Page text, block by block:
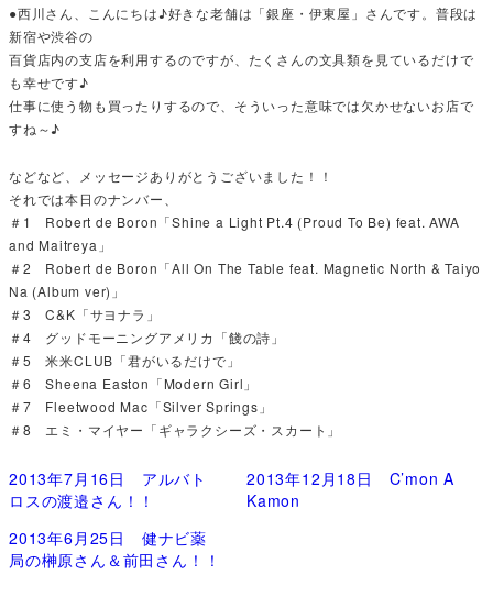
●西川さん、こんにちは♪好きな老舗は「銀座・伊東屋」さんです。普段は
新宿や渋谷の
百貨店内の支店を利用するのですが、たくさんの文具類を見ているだけで
も幸せです♪
仕事に使う物も買ったりするので、そういった意味では欠かせないお店で
すね～♪
などなど、メッセージありがとうございました！！
それでは本日のナンバー、
＃1 Robert de Boron「Shine a Light Pt.4 (Proud To Be) feat. AWA
and Maitreya」
＃2 Robert de Boron「All On The Table feat. Magnetic North & Taiyo
Na (Album ver)」
＃3 C&K「サヨナラ」
＃4 グッドモーニングアメリカ「餞の詩」
＃5 米米CLUB「君がいるだけで」
＃6 Sheena Easton「Modern Girl」
＃7 Fleetwood Mac「Silver Springs」
＃8 エミ・マイヤー「ギャラクシーズ・スカート」
2013年7月16日 アルバト
ロスの渡邉さん！！
2013年12月18日 C’mon A
Kamon
2013年6月25日 健ナビ薬
局の榊原さん＆前田さん！！